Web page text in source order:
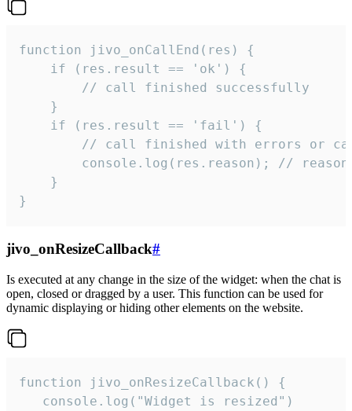
function jivo_onCallEnd(res) {
    if (res.result == 'ok') {
        // call finished successfully
    }
    if (res.result == 'fail') {
// call finished with errors or
console.log(res.reason); //
    }
}
jivo_onResizeCallback#
Is executed at any change in the size of the widget: when the chat is
open, closed or dragged by a user. This function can be used for
dynamic displaying or hiding other elements on the website.
function jivo_onResizeCallback() {
   console.log("Widget is resized")